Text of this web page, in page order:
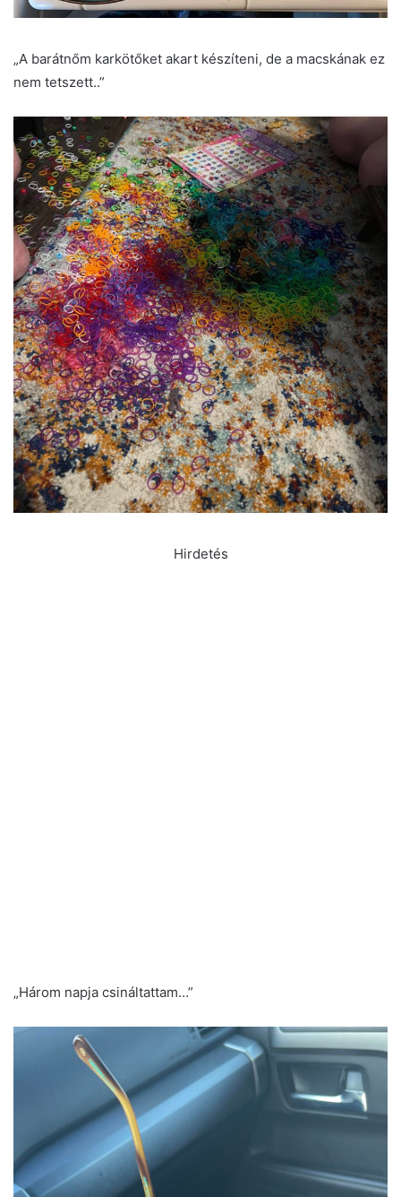
„A barátnőm karkötőket akart készíteni, de a macskának ez
nem tetszett..”
Hirdetés
„Három napja csináltattam…”